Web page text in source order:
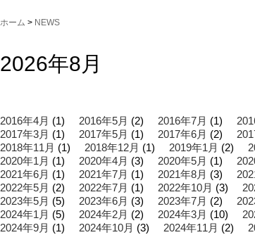
ホーム > NEWS
2026年8月
2016年4月 (1) 2016年5月 (2) 2016年7月 (1)
2017年3月 (1) 2017年5月 (1) 2017年6月 (2)
2018年11月 (1) 2018年12月 (1) 2019年1月 (2)
2020年1月 (1) 2020年4月 (3) 2020年5月 (1)
2021年6月 (1) 2021年7月 (1) 2021年8月 (3)
2022年5月 (2) 2022年7月 (1) 2022年10月 (3)
2023年5月 (5) 2023年6月 (3) 2023年7月 (2)
2024年1月 (5) 2024年2月 (2) 2024年3月 (10)
2024年9月 (1) 2024年10月 (3) 2024年11月 (2)